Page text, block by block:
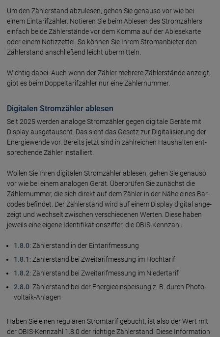
Um den Zählerstand abzulesen, gehen Sie genauso vor wie bei
einem Ein­tarif­zähler. Notieren Sie beim Ablesen des Strom­zählers
einfach beide Zähler­stände vor dem Komma auf der Ablese­karte
oder einem Notiz­zettel. So können Sie Ihrem Strom­an­bieter den
Zähler­stand anschließend leicht über­mitteln.
Wichtig dabei: Auch wenn der Zähler mehrere Zähler­stände anzeigt,
gibt es beim Doppel­tarif­zähler nur eine Zähler­nummer.
Digitalen Stromzähler ablesen
Seit 2025 werden analoge Strom­zähler gegen digi­tale Geräte mit
Display ausge­tauscht. Das sieht das Gesetz zur Digi­tali­sierung der
Energie­wende vor. Bereits jetzt sind in zahl­reichen Haus­halten ent­
sprechende Zähler installiert.
Wollen Sie Ihren digitalen Stromzähler ablesen, gehen Sie genauso
vor wie bei einem ana­logen Gerät. Über­prüfen Sie zunächst die
Zähler­nummer, die sich direkt auf dem Zähler in der Nähe eines Bar­
codes befindet. Der Zähler­stand wird auf einem Display digi­tal ange­
zeigt und wechselt zwischen ver­schie­denen Werten. Diese haben
jeweils eine eigene Identi­fika­tions­ziffer, die OBIS-Kennzahl:
1.8.0: Zähler­stand in der Ein­tarif­messung
1.8.1: Zähler­stand bei Zweitarifmessung im Hochtarif
1.8.2: Zähler­stand bei Zwei­tarif­messung im Nieder­tarif
2.8.0: Zähler­stand bei der Energie­ein­speisung z. B. durch Photo­
voltaik-Anlagen
Haben Sie einen regulären Strom­tarif gebucht, ist also der Wert mit
der OBIS-Kenn­zahl 1.8.0 der rich­tige Zähler­stand. Diese Infor­mation